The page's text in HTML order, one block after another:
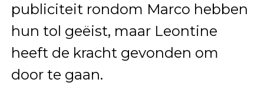
publiciteit rondom Marco hebben
hun tol geëist, maar Leontine
heeft de kracht gevonden om
door te gaan.